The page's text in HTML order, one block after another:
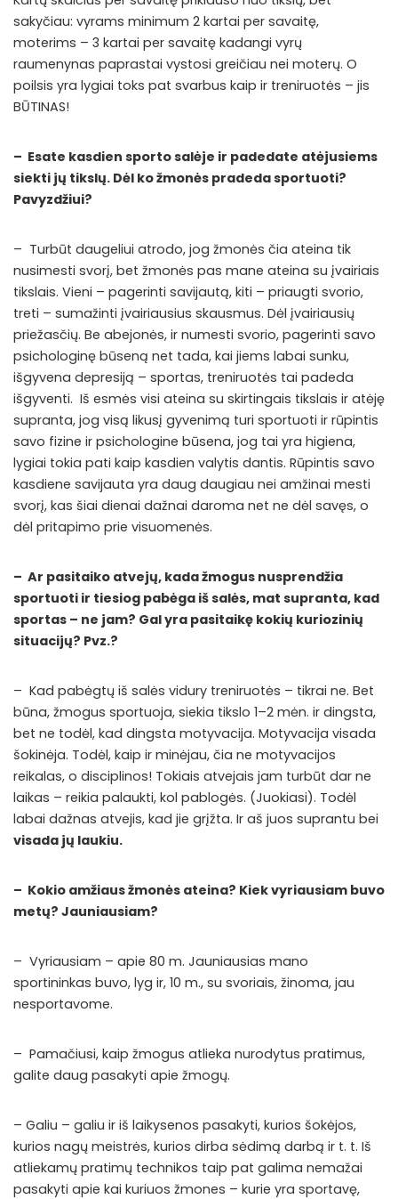
sakyčiau: vyrams minimum 2 kartai per savaitę,
moterims – 3 kartai per savaitę kadangi vyrų
raumenynas paprastai vystosi greičiau nei moterų. O
poilsis yra lygiai toks pat svarbus kaip ir treniruotės – jis
BŪTINAS!
– Esate kasdien sporto salėje ir padedate atėjusiems
siekti jų tikslų. Dėl ko žmonės pradeda sportuoti?
Pavyzdžiui?
– Turbūt daugeliui atrodo, jog žmonės čia ateina tik
nusimesti svorį, bet žmonės pas mane ateina su įvairiais
tikslais. Vieni – pagerinti savijautą, kiti – priaugti svorio,
treti – sumažinti įvairiausius skausmus. Dėl įvairiausių
priežasčių. Be abejonės, ir numesti svorio, pagerinti savo
psichologinę būseną net tada, kai jiems labai sunku,
išgyvena depresiją – sportas, treniruotės tai padeda
išgyventi. Iš esmės visi ateina su skirtingais tikslais ir atėję
supranta, jog visą likusį gyvenimą turi sportuoti ir rūpintis
savo fizine ir psichologine būsena, jog tai yra higiena,
lygiai tokia pati kaip kasdien valytis dantis. Rūpintis savo
kasdiene savijauta yra daug daugiau nei amžinai mesti
svorį, kas šiai dienai dažnai daroma net ne dėl savęs, o
dėl pritapimo prie visuomenės.
– Ar pasitaiko atvejų, kada žmogus nusprendžia
sportuoti ir tiesiog pabėga iš salės, mat supranta, kad
sportas – ne jam? Gal yra pasitaikę kokių kuriozinių
situacijų? Pvz.?
– Kad pabėgtų iš salės vidury treniruotės – tikrai ne. Bet
būna, žmogus sportuoja, siekia tikslo 1–2 mėn. ir dingsta,
bet ne todėl, kad dingsta motyvacija. Motyvacija visada
šokinėja. Todėl, kaip ir minėjau, čia ne motyvacijos
reikalas, o disciplinos! Tokiais atvejais jam turbūt dar ne
laikas – reikia palaukti, kol pablogės. (Juokiasi). Todėl
labai dažnas atvejis, kad jie grįžta. Ir aš juos suprantu bei
visada jų laukiu.
– Kokio amžiaus žmonės ateina? Kiek vyriausiam buvo
metų? Jauniausiam?
– Vyriausiam – apie 80 m. Jauniausias mano
sportininkas buvo, lyg ir, 10 m., su svoriais, žinoma, jau
nesportavome.
– Pamačiusi, kaip žmogus atlieka nurodytus pratimus,
galite daug pasakyti apie žmogų.
– Galiu – galiu ir iš laikysenos pasakyti, kurios šokėjos,
kurios nagų meistrės, kurios dirba sėdimą darbą ir t. t. Iš
atliekamų pratimų technikos taip pat galima nemažai
pasakyti apie kai kuriuos žmones – kurie yra sportavę,